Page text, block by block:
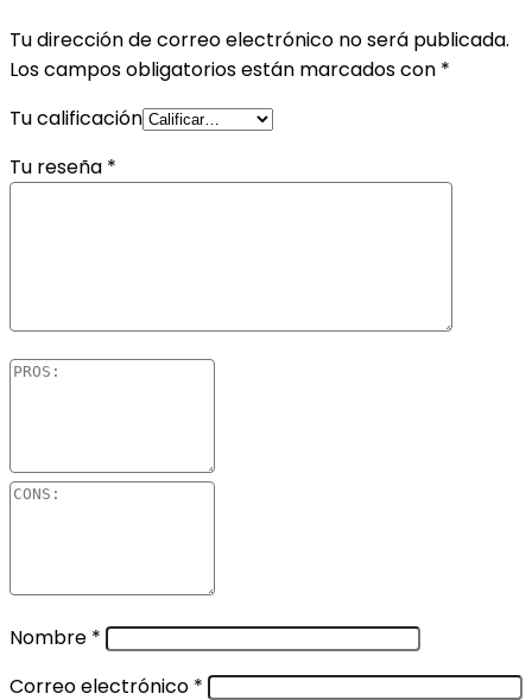
Tu dirección de correo electrónico no será publicada.
Los campos obligatorios están marcados con *
Tu calificación
Tu reseña *
Nombre *
Correo electrónico *